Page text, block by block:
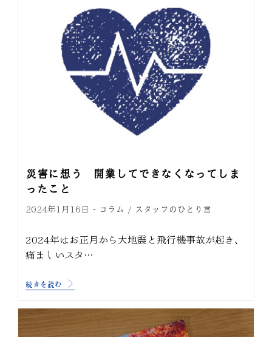
災害に想う 開業してできなくなってしま
ったこと
2024年1月16日 コラム / スタッフのひとり言
2024年はお正月から大地震と飛行機事故が起き、
痛ましいスタ…
続きを読む